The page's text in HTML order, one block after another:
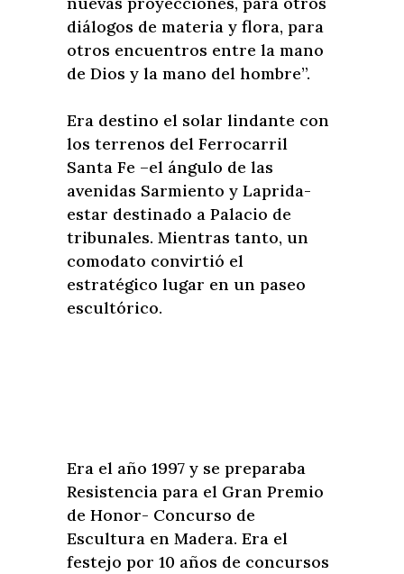
diálogos de materia y flora, para
otros encuentros entre la mano
de Dios y la mano del hombre”.
Era destino el solar lindante con
los terrenos del Ferrocarril
Santa Fe –el ángulo de las
avenidas Sarmiento y Laprida-
estar destinado a Palacio de
tribunales. Mientras tanto, un
comodato convirtió el
estratégico lugar en un paseo
escultórico.
Era el año 1997 y se preparaba
Resistencia para el Gran Premio
de Honor- Concurso de
Escultura en Madera. Era el
festejo por 10 años de concursos